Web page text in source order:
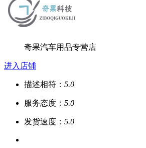
奇果汽车用品专营店
进入店铺
描述相符： 5.0
服务态度： 5.0
发货速度： 5.0